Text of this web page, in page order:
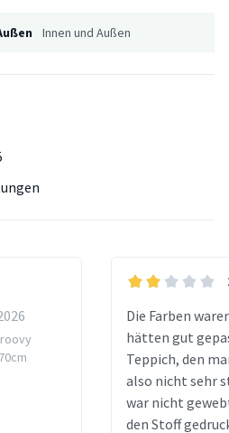
Innen und Außen
Die Farben
hätten gut
Teppich, den
also nicht sehr
war nicht
den Stoff